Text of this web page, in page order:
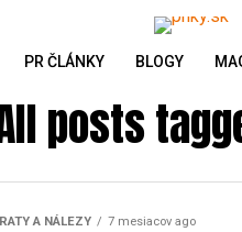
PR ČLÁNKY BLOGY
posts
A NÁLEZY 7 mesiacov ago